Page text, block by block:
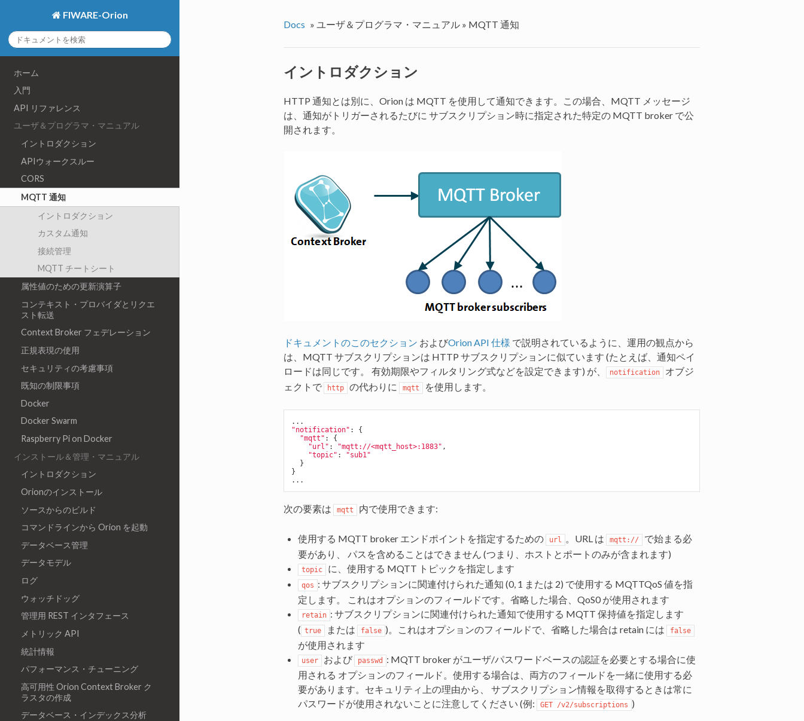
FIWARE-Orion
ホーム
入門
API リファレンス
ユーザ＆プログラマ・マニュアル
イントロダクション
APIウォークスルー
CORS
MQTT 通知
イントロダクション
カスタム通知
接続管理
MQTT チートシート
属性値のための更新演算子
コンテキスト・プロバイダとリクエ
スト転送
Context Broker フェデレーション
正規表現の使用
セキュリティの考慮事項
既知の制限事項
Docker
Docker Swarm
Raspberry Pi on Docker
インストール＆管理・マニュアル
イントロダクション
Orionのインストール
ソースからのビルド
コマンドラインから Orion を起動
データベース管理
データモデル
ログ
ウォッチドッグ
管理用 REST インタフェース
メトリック API
統計情報
パフォーマンス・チューニング
高可用性 Orion Context Broker ク
ラスタの作成
データベース・インデックス分析
Docs » ユーザ＆プログラマ・マニュアル » MQTT 通知
イントロダクション
HTTP 通知とは別に、Orion は MQTT を使用して通知できます。この場合、MQTT メッセージ
は、通知がトリガーされるたびに サブスクリプション時に指定された特定の MQTT broker で公
開されます。
ドキュメントのこのセクション およびOrion API 仕様 で説明されているように、運用の観点から
は、MQTT サブスクリプションは HTTP サブスクリプションに似ています (たとえば、通知ペイ
ロードは同じです。 有効期限やフィルタリング式などを設定できます) が、
notification
オブジ
ェクトで
http の代わりに mqtt を使用します。
"notification" : {
"mqtt" : {
"url" : "mqtt://<mqtt_host>:1883" ,
"topic" :
"sub1"
  }
}
次の要素は mqtt 内で使用できます:
使用する MQTT broker エンドポイントを指定するための url 。URL は mqtt://
で始まる必
要があり、 パスを含めることはできません (つまり、ホストとポートのみが含まれます)
topic に、使用する MQTT トピックを指定します
qos : サブスクリプションに関連付けられた通知 (0, 1 または 2) で使用する MQTTQoS 値を指
定します。 これはオプションのフィールドです。省略した場合、QoS0 が使用されます
retain : サブスクリプションに関連付けられた通知で使用する MQTT 保持値を指定します
( true または false )。これはオプションのフィールドで、省略した場合は retain には false
が使用されます
user および passwd
: MQTT broker がユーザ/パスワードベースの認証を必要とする場合に使
用される オプションのフィールド。使用する場合は、両方のフィールドを一緒に使用する必
要があります。セキュリティ上の理由から、 サブスクリプション情報を取得するときは常に
パスワードが使用されないことに注意してください (例:
GET /v2/subscriptions )